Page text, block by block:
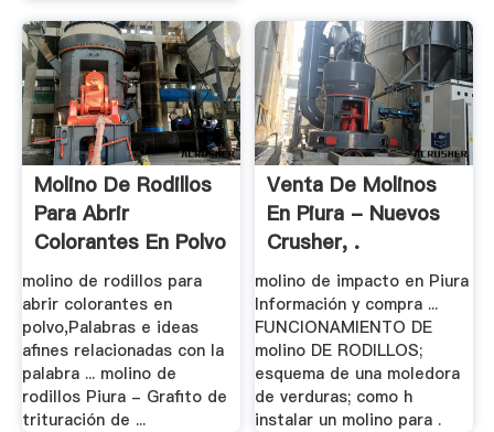
Molino De Rodillos
Para Abrir
Colorantes En Polvo
molino de rodillos para
abrir colorantes en
polvo,Palabras e ideas
afines relacionadas con la
palabra ... molino de
rodillos Piura - Grafito de
trituración de ...
Venta De Molinos
En Piura - Nuevos
Crusher, .
molino de impacto en Piura
Información y compra ...
FUNCIONAMIENTO DE
molino DE RODILLOS;
esquema de una moledora
de verduras; como h
instalar un molino para .